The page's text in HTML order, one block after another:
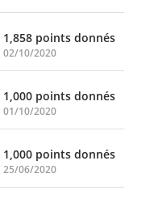
1,858 points donnés
02/10/2020
1,000 points donnés
01/10/2020
1,000 points donnés
25/06/2020